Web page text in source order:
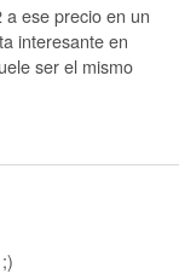
ese precio en un
interesante en
ser el mismo